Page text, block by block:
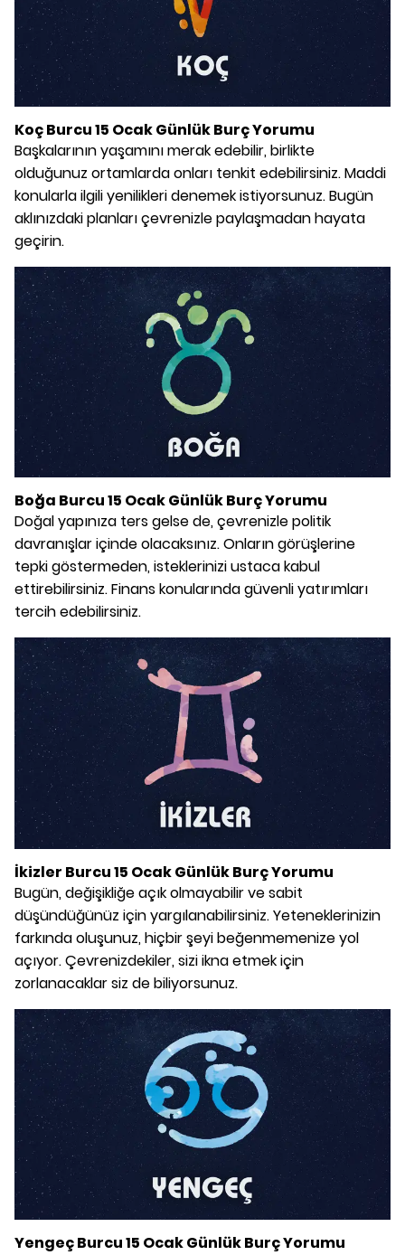
Koç Burcu 15 Ocak Günlük Burç Yorumu
Başkalarının yaşamını merak edebilir, birlikte
olduğunuz ortamlarda onları tenkit edebilirsiniz. Maddi
konularla ilgili yenilikleri denemek istiyorsunuz. Bugün
aklınızdaki planları çevrenizle paylaşmadan hayata
geçirin.
Boğa Burcu 15 Ocak Günlük Burç Yorumu
Doğal yapınıza ters gelse de, çevrenizle politik
davranışlar içinde olacaksınız. Onların görüşlerine
tepki göstermeden, isteklerinizi ustaca kabul
ettirebilirsiniz. Finans konularında güvenli yatırımları
tercih edebilirsiniz.
İkizler Burcu 15 Ocak Günlük Burç Yorumu
Bugün, değişikliğe açık olmayabilir ve sabit
düşündüğünüz için yargılanabilirsiniz. Yeteneklerinizin
farkında oluşunuz, hiçbir şeyi beğenmemenize yol
açıyor. Çevrenizdekiler, sizi ikna etmek için
zorlanacaklar siz de biliyorsunuz.
Yengeç Burcu 15 Ocak Günlük Burç Yorumu